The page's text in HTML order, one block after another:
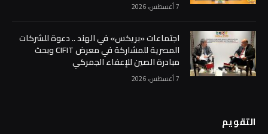
7 أغسطس، 2026
اجتماعات «بريكس» في الهند .. دعوة للشركات
المصرية للمشاركة في معرض CIFIT وبحث
مبادرة الصين للإعفاء الجمركي
7 أغسطس، 2026
التقويم